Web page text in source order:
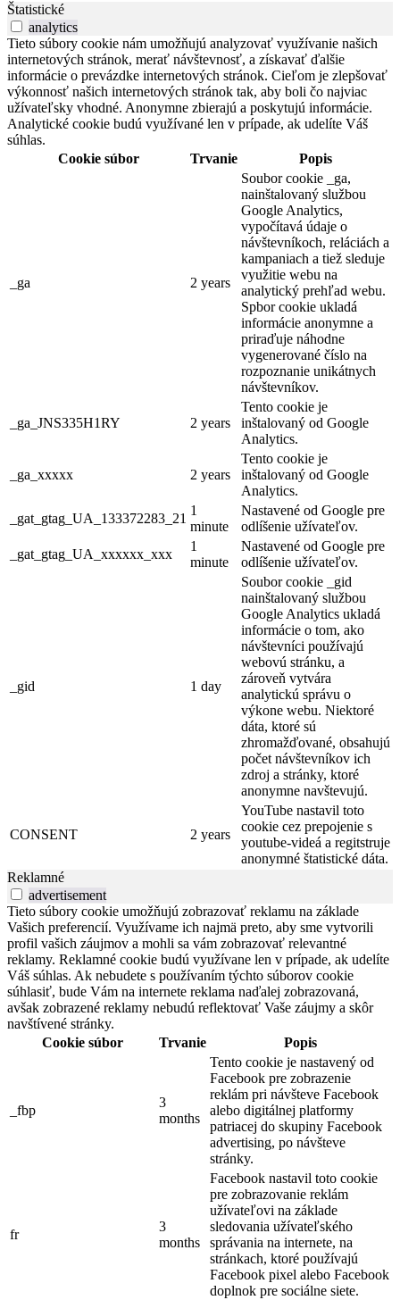
Štatistické
analytics
Tieto súbory cookie nám umožňujú analyzovať využívanie našich
internetových stránok, merať návštevnosť, a získavať ďalšie
informácie o prevázdke internetových stránok. Cieľom je zlepšovať
výkonnosť našich internetových stránok tak, aby boli čo najviac
užívateľsky vhodné. Anonymne zbierajú a poskytujú informácie.
Analytické cookie budú využívané len v prípade, ak udelíte Váš
súhlas.
Cookie súbor
Trvanie Popis
_ga 2 years
Soubor cookie _ga,
nainštalovaný službou
Google Analytics,
vypočítavá údaje o
návštevníkoch, reláciách a
kampaniach a tiež sleduje
využitie webu na
analytický prehľad webu.
Spbor cookie ukladá
informácie anonymne a
priraďuje náhodne
vygenerované číslo na
rozpoznanie unikátnych
návštevníkov.
_ga_JNS335H1RY 2 years
Tento cookie je
inštalovaný od Google
Analytics.
_ga_xxxxx 2 years
Tento cookie je
inštalovaný od Google
Analytics.
_gat_gtag_UA_133372283_21
1
minute
Nastavené od Google pre
odlíšenie užívateľov.
_gat_gtag_UA_xxxxxx_xxx
1
minute
Nastavené od Google pre
odlíšenie užívateľov.
_gid 1 day
Soubor cookie _gid
nainštalovaný službou
Google Analytics ukladá
informácie o tom, ako
návštevníci používajú
webovú stránku, a
zároveň vytvára
analytickú správu o
výkone webu. Niektoré
dáta, ktoré sú
zhromažďované, obsahujú
počet návštevníkov ich
zdroj a stránky, ktoré
anonymne navštevujú.
CONSENT 2 years
YouTube nastavil toto
cookie cez prepojenie s
youtube-videá a regitstruje
anonymné štatistické dáta.
Reklamné
advertisement
Tieto súbory cookie umožňujú zobrazovať reklamu na základe
Vašich preferencií. Využívame ich najmä preto, aby sme vytvorili
profil vašich záujmov a mohli sa vám zobrazovať relevantné
reklamy. Reklamné cookie budú využívane len v prípade, ak udelíte
Váš súhlas. Ak nebudete s používaním týchto súborov cookie
súhlasiť, bude Vám na internete reklama naďalej zobrazovaná,
avšak zobrazené reklamy nebudú reflektovať Vaše záujmy a skôr
navštívené stránky.
Cookie súbor
Trvanie Popis
_fbp
3
months
Tento cookie je nastavený od
Facebook pre zobrazenie
reklám pri návšteve Facebook
alebo digitálnej platformy
patriacej do skupiny Facebook
advertising, po návšteve
stránky.
fr
3
months
Facebook nastavil toto cookie
pre zobrazovanie reklám
užívateľovi na základe
sledovania užívateľského
správania na internete, na
stránkach, ktoré používajú
Facebook pixel alebo Facebook
doplnok pre sociálne siete.